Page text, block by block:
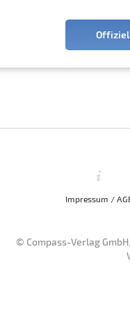
Impressum /
© Compass-Verlag